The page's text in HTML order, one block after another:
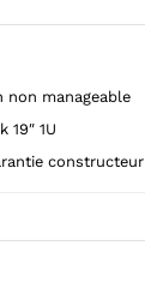
DZ
YouShop DZ
non manageable
19″ 1U
constructeur